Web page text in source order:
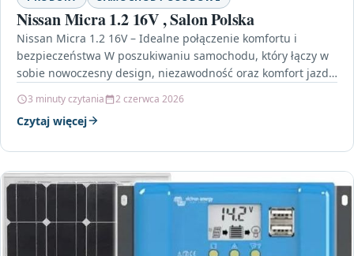
Nissan Micra 1.2 16V , Salon Polska
Nissan Micra 1.2 16V – Idealne połączenie komfortu i
bezpieczeństwa W poszukiwaniu samochodu, który łączy w
sobie nowoczesny design, niezawodność oraz komfort jazdy,
3 minuty czytania 2 czerwca 2026
Czytaj więcej